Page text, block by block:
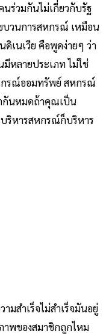
ร่วมกันไม่เกี่ยวกับรัฐ
บวนการสหกรณ์ เหมือน
เนเวีย คือพูดง่ายๆ ว่า
หลายประเภท ไม่ใช่
กรณ์ออมทรัพย์ สหกรณ์
กันหมดถ้าคุณเป็น
ริหารสหกรณ์ก็บริหาร
มสำเร็จไม่สำเร็จมันอยู่
พของสมาชิกถูกไหม